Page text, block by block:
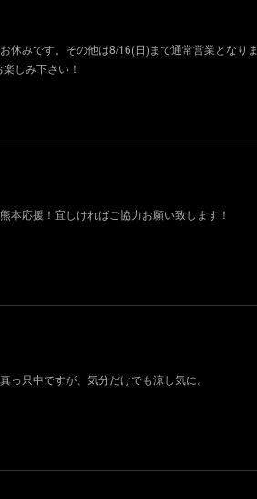
休みです。その他は8/16(日)まで通常営業となり
しみ下さい！
本応援！宜しければご協力お願い致します！
只中ですが、気分だけでも涼し気に。